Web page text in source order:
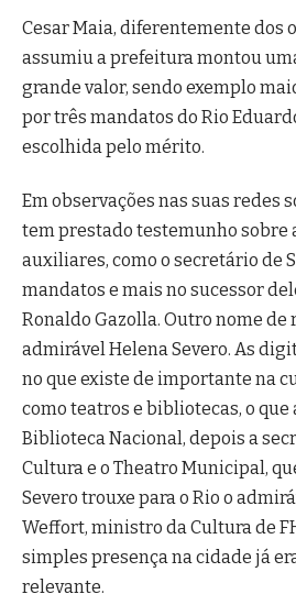
Cesar Maia, diferentemente dos
assumiu a prefeitura montou
grande valor, sendo exemplo
por três mandatos do Rio
escolhida pelo mérito.
Em observações nas suas redes
tem prestado testemunho sobre
auxiliares, como o secretário de
mandatos e mais no sucessor
Ronaldo Gazolla. Outro nome de
admirável Helena Severo. As
no que existe de importante na
como teatros e bibliotecas, o
Biblioteca Nacional, depois a
Cultura e o Theatro Municipal,
Severo trouxe para o Rio o
Weffort, ministro da Cultura de
simples presença na cidade já
relevante.